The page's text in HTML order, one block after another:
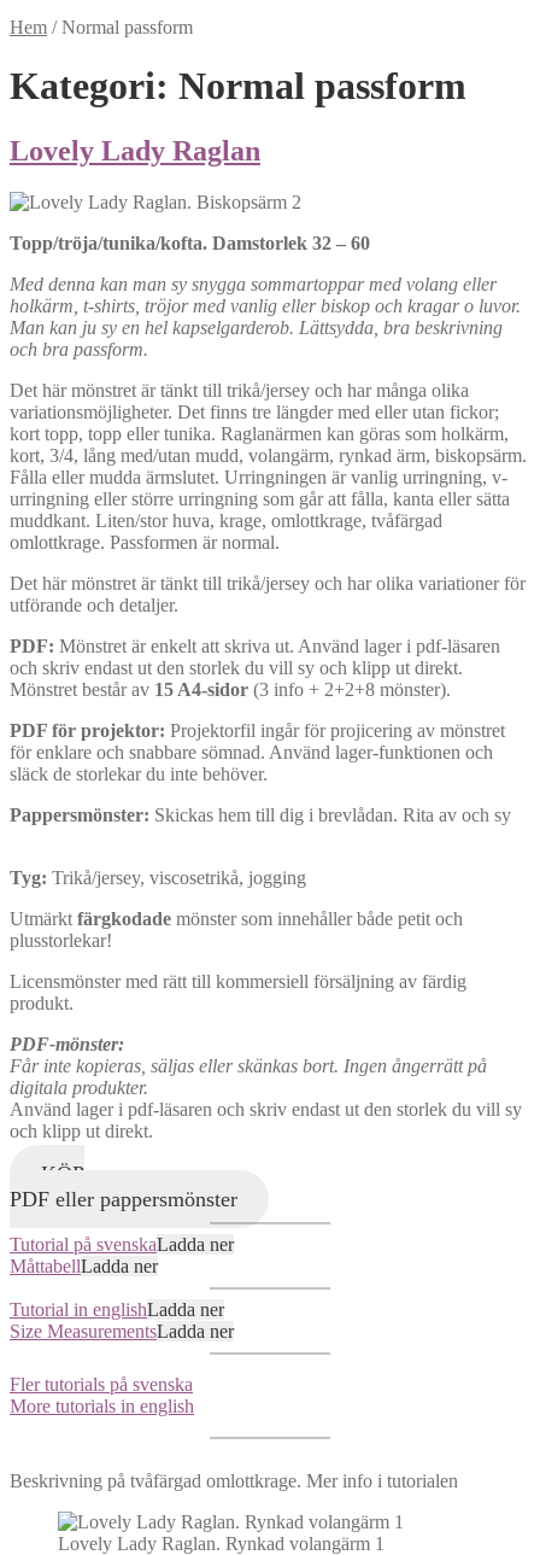
Hem /Normal passform
Kategori: Normal passform
Lovely Lady Raglan
Topp/tröja/tunika/kofta. Damstorlek 32 – 60
Med denna kan man sy snygga sommartoppar med volang eller
holkärm, t-shirts, tröjor med vanlig eller biskop och kragar o luvor.
Man kan ju sy en hel kapselgarderob. Lättsydda, bra beskrivning
och bra passform.
Det här mönstret är tänkt till trikå/jersey och har många olika
variationsmöjligheter. Det finns tre längder med eller utan fickor;
kort topp, topp eller tunika. Raglanärmen kan göras som holkärm,
kort, 3/4, lång med/utan mudd, volangärm, rynkad ärm, biskopsärm.
Fålla eller mudda ärmslutet. Urringningen är vanlig urringning, v-
urringning eller större urringning som går att fålla, kanta eller sätta
muddkant. Liten/stor huva, krage, omlottkrage, tvåfärgad
omlottkrage. Passformen är normal.
Det här mönstret är tänkt till trikå/jersey och har olika variationer för
utförande och detaljer.
PDF: Mönstret är enkelt att skriva ut. Använd lager i pdf-läsaren
och skriv endast ut den storlek du vill sy och klipp ut direkt.
Mönstret består av 15 A4-sidor (3 info + 2+2+8 mönster).
PDF för projektor: Projektorfil ingår för projicering av mönstret
för enklare och snabbare sömnad. Använd lager-funktionen och
släck de storlekar du inte behöver.
Pappersmönster: Skickas hem till dig i brevlådan. Rita av och sy
Tyg: Trikå/jersey, viscosetrikå, jogging
Utmärkt färgkodade mönster som innehåller både petit och
plusstorlekar!
Licensmönster med rätt till kommersiell försäljning av färdig
produkt.
PDF-mönster:
Får inte kopieras, säljas eller skänkas bort. Ingen ångerrätt på
digitala produkter.
Använd lager i pdf-läsaren och skriv endast ut den storlek du vill sy
och klipp ut direkt.
KÖP
PDF eller pappersmönster
Tutorial på svenskaLadda ner
MåttabellLadda ner
Tutorial in englishLadda ner
Size MeasurementsLadda ner
Fler tutorials på svenska
More tutorials in english
Beskrivning på tvåfärgad omlottkrage. Mer info i tutorialen
Lovely Lady Raglan. Rynkad volangärm 1